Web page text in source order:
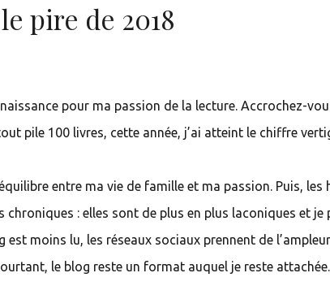
pire de 2018
pour ma passion de la lecture. Accrochez-
pile 100 livres, cette année, j’ai atteint le chiffre
entre ma vie de famille et ma passion. Puis, les
chroniques : elles sont de plus en plus laconiques et
est moins lu, les réseaux sociaux prennent de
le blog reste un format auquel je reste attachée.